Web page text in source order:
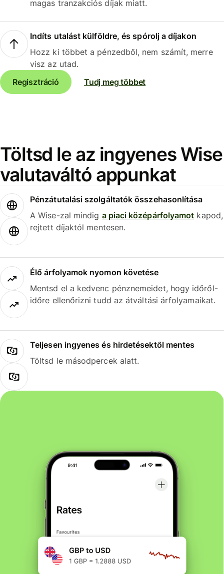
magas tranzakciós díjak miatt.
Indíts utalást külföldre, és spórolj a díjakon
Hozz ki többet a pénzedből, nem számít, merre
visz az utad.
Regisztráció
Tudj meg többet
Töltsd le az ingyenes Wise
valutaváltó appunkat
Pénzátutalási szolgáltatók összehasonlítása
A Wise-zal mindig a piaci középárfolyamot kapod,
rejtett díjaktól mentesen.
Élő árfolyamok nyomon követése
Mentsd el a kedvenc pénznemeidet, hogy időről-
időre ellenőrizni tudd az átváltási árfolyamaikat.
Teljesen ingyenes és hirdetésektől mentes
Töltsd le másodpercek alatt.